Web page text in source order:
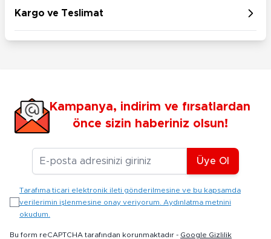
Kargo ve Teslimat
Kampanya, indirim ve fırsatlardan
önce sizin haberiniz olsun!
E-posta Adresiniz
Üye Ol
Tarafıma ticari elektronik ileti gönderilmesine ve bu kapsamda
verilerimin işlenmesine onay veriyorum. Aydınlatma metnini
okudum.
Bu form reCAPTCHA tarafından korunmaktadır - Google Gizlilik